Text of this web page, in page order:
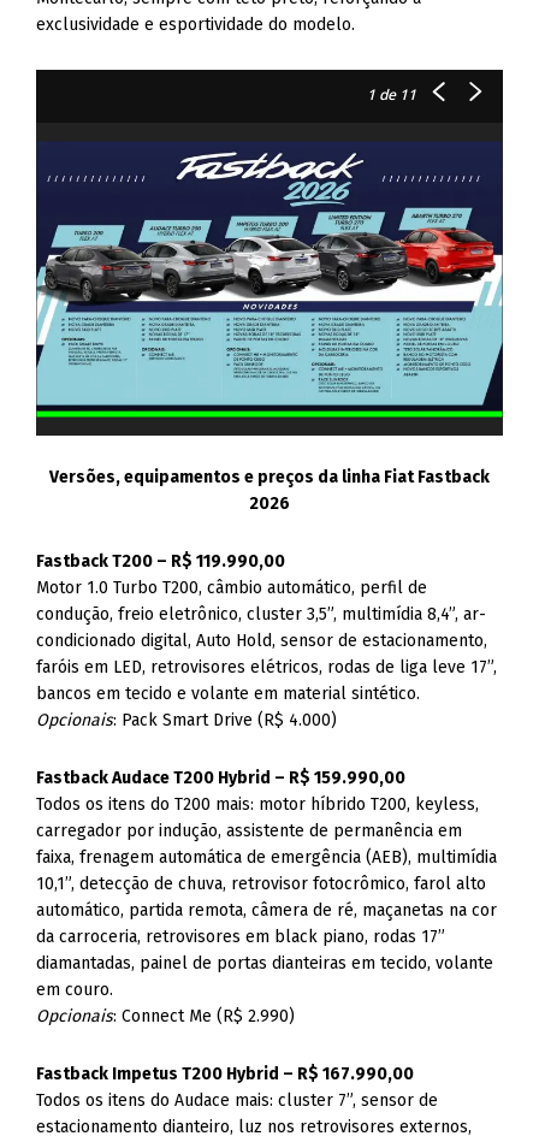
exclusividade e esportividade do modelo.
1de 11
Versões, equipamentos e preços da linha Fiat Fastback
2026
Fastback T200 – R$ 119.990,00
Motor 1.0 Turbo T200, câmbio automático, perfil de
condução, freio eletrônico, cluster 3,5”, multimídia 8,4”, ar-
condicionado digital, Auto Hold, sensor de estacionamento,
faróis em LED, retrovisores elétricos, rodas de liga leve 17”,
bancos em tecido e volante em material sintético.
Opcionais: Pack Smart Drive (R$ 4.000)
Fastback Audace T200 Hybrid – R$ 159.990,00
Todos os itens do T200 mais: motor híbrido T200, keyless,
carregador por indução, assistente de permanência em
faixa, frenagem automática de emergência (AEB), multimídia
10,1”, detecção de chuva, retrovisor fotocrômico, farol alto
automático, partida remota, câmera de ré, maçanetas na cor
da carroceria, retrovisores em black piano, rodas 17”
diamantadas, painel de portas dianteiras em tecido, volante
em couro.
Opcionais: Connect Me (R$ 2.990)
Fastback Impetus T200 Hybrid – R$ 167.990,00
Todos os itens do Audace mais: cluster 7”, sensor de
estacionamento dianteiro, luz nos retrovisores externos,